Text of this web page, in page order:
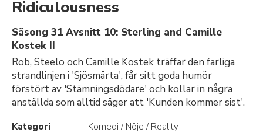
Ridiculousness
Säsong 31 Avsnitt 10: Sterling and Camille
Kostek II
Rob, Steelo och Camille Kostek träffar den farliga
strandlinjen i 'Sjösmärta', får sitt goda humör
förstört av 'Stämningsdödare' och kollar in några
anställda som alltid säger att 'Kunden kommer sist'.
Kategori
Komedi / Nöje / Reality